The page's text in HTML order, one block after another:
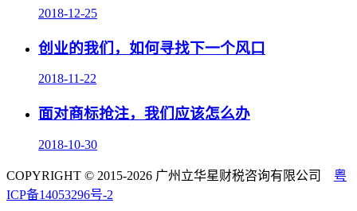
2018-12-25
创业的我们，如何寻找下一个风口
2018-11-22
面对商标抢注，我们应该怎么办
2018-10-30
COPYRIGHT © 2015-2026 广州立华星财税咨询有限公司 粤
ICP备14053296号-2